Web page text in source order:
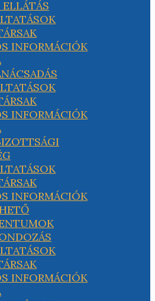
INFORMÁCIÓK
INFORMÁCIÓK
INFORMÁCIÓK
INFORMÁCIÓK